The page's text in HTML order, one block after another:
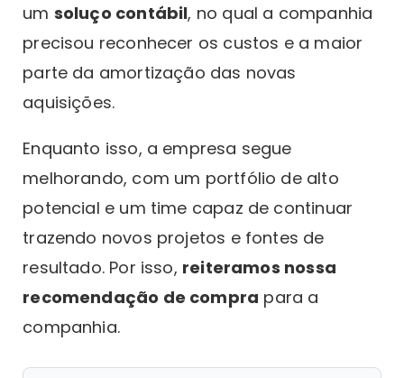
um soluço contábil, no qual a companhia
precisou reconhecer os custos e a maior
parte da amortização das novas
aquisições.
Enquanto isso, a empresa segue
melhorando, com um portfólio de alto
potencial e um time capaz de continuar
trazendo novos projetos e fontes de
resultado. Por isso, reiteramos nossa
recomendação de compra para a
companhia.